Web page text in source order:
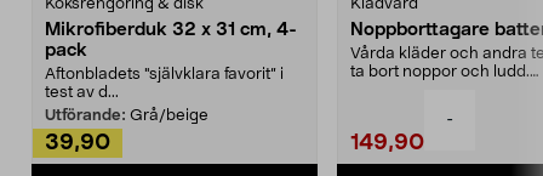
-
Köksrengöring & disk
Mikrofiberduk 32 x 31 cm, 4-
pack
Aftonbladets "självklara favorit” i
test av d...
Utförande: Grå/beige
39,90
Klädvård
Noppborttagare
Vårda kläder och andra
ta bort noppor och ludd.
149,90